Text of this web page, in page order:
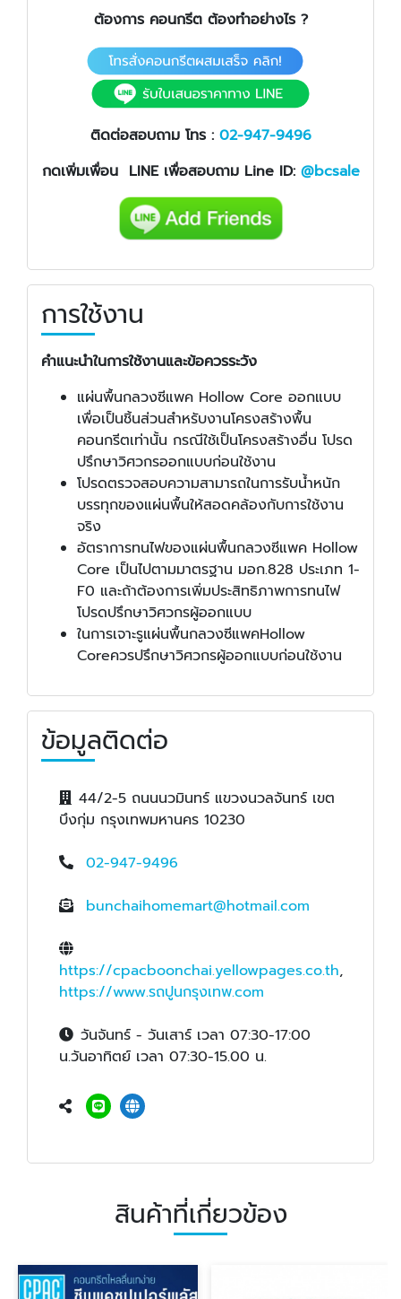
ต้องการ คอนกรีต ต้องทำอย่างไร ?
ติดต่อสอบถาม โทร : 02-947-9496
กดเพิ่มเพื่อน LINE เพื่อสอบถาม Line ID: @bcsale
การใช้งาน
คำแนะนำในการใช้งานและข้อควรระวัง
แผ่นพื้นกลวงซีแพค Hollow Core ออกแบบ
เพื่อเป็นชิ้นส่วนสำหรับงานโครงสร้างพื้น
คอนกรีตเท่านั้น กรณีใช้เป็นโครงสร้างอื่น โปรด
ปรึกษาวิศวกรออกแบบก่อนใช้งาน
โปรดตรวจสอบความสามารถในการรับน้ำหนัก
บรรทุกของแผ่นพื้นให้สอดคล้องกับการใช้งาน
จริง
อัตราการทนไฟของแผ่นพื้นกลวงซีแพค Hollow
Core เป็นไปตามมาตรฐาน มอก.828 ประเภท 1-
F0 และถ้าต้องการเพิ่มประสิทธิภาพการทนไฟ
โปรดปรึกษาวิศวกรผู้ออกแบบ
ในการเจาะรูแผ่นพื้นกลวงซีแพคHollow
Coreควรปรึกษาวิศวกรผู้ออกแบบก่อนใช้งาน
ข้อมูลติดต่อ
44/2-5 ถนนนวมินทร์ แขวงนวลจันทร์ เขต
บึงกุ่ม กรุงเทพมหานคร 10230
02-947-9496
bunchaihomemart@hotmail.com
https://cpacboonchai.yellowpages.co.th,
https://www.รถปูนกรุงเทพ.com
วันจันทร์ - วันเสาร์ เวลา 07:30-17:00
น.วันอาทิตย์ เวลา 07:30-15.00 น.
สินค้าที่เกี่ยวข้อง